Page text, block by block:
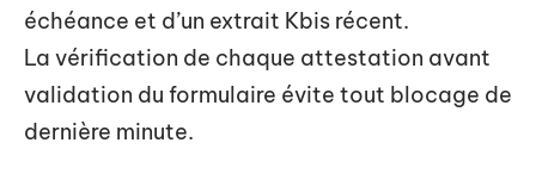
échéance et d’un extrait Kbis récent.
La vérification de chaque attestation avant
validation du formulaire évite tout blocage de
dernière minute.